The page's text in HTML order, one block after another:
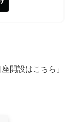
開設はこちら」